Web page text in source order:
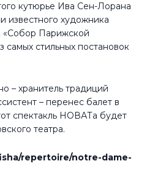
кутюрье Ива Сен-Лорана
известного художника
«Собор Парижской
самых стильных постановок
– хранитель традиций
– перенес балет в
спектакль НОВАТа будет
театра.
repertoire/notre-dame-